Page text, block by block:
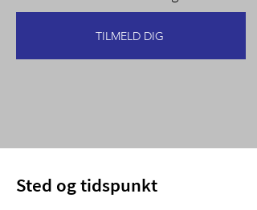
TILMELD DIG
Sted og tidspunkt